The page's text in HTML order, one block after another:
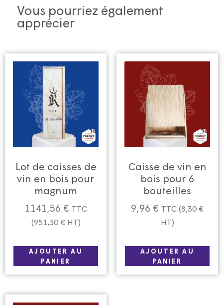
Vous pourriez également
apprécier
Lot de caisses de
vin en bois pour
magnum
1141,56 € TTC
(951,30 €HT)
AJOUTER AU
PANIER
Caisse de vin en
bois pour 6
bouteilles
9,96 € TTC (8,30 €
HT)
AJOUTER AU
PANIER